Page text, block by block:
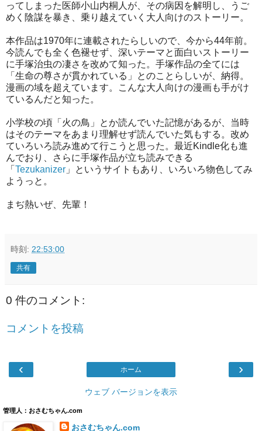
ってしまった医師小山内桐人が、その病因を解明し、うご
めく陰謀を暴き、乗り越えていく大人向けのストーリー。
本作品は1970年に連載されたらしいので、今から44年前。
今読んでも全く色褪せず、深いテーマと面白いストーリー
に手塚治虫の凄さを改めて知った。手塚作品の全てには
「生命の尊さが貫かれている」とのことらしいが、納得。
漫画の域を超えています。こんな大人向けの漫画も手がけ
ているんだと知った。
小学校の頃「火の鳥」とか読んでいた記憶があるが、当時
はそのテーマをあまり理解せず読んでいた気もする。改め
ていろいろ読み進めて行こうと思った。最近Kindle化も進
んでおり、さらに手塚作品が立ち読みできる
「 Tezukanizer 」というサイトもあり、いろいろ物色してみ
ようっと。
まぢ熱いぜ、先輩！
時刻: 22:53:00
共有
0 件のコメント:
コメントを投稿
‹ ›
ホーム
ウェブ バージョンを表示
管理人：おさむちゃん.com
おさむちゃん.com